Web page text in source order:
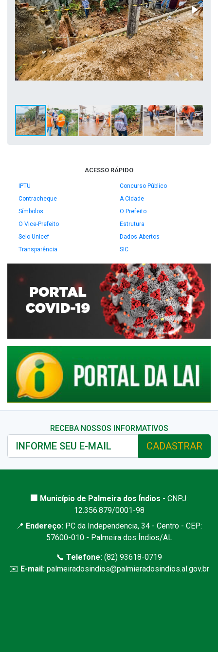
ACESSO RÁPIDO
IPTU
Concurso Público
Contracheque
A Cidade
Símbolos
O Prefeito
O Vice-Prefeito
Estrutura
Selo Unicef
Dados Abertos
Transparência
SIC
RECEBA NOSSOS INFORMATIVOS
CADASTRAR
🏢 Município de Palmeira dos Índios - CNPJ:
12.356.879/0001-98
📍 Endereço: PC da Independencia, 34 - Centro - CEP:
57600-010 - Palmeira dos Índios/AL
📞 Telefone:(82) 93618-0719
✉️ E-mail: palmeiradosindios@palmieradosindios.al.gov.br